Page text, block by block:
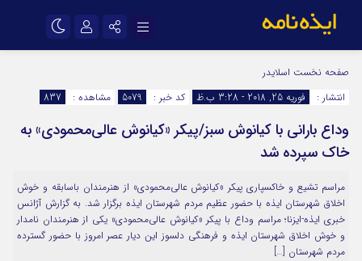
اینستاگرام
سروش
ایتا
آپارات
اپلیکیشن رمز عبور
مرا به خاطر بسپار
صفحه نخست اسلایدر
انتشار :
فوریه 25, 2018 - 3:28 ب.ظ کد خبر : 5079 مشاهده : 837
وداع بارانی با کیانوش سبز/پیکر «کیانوش عالی‌محمودی» به
خاک سپرده شد
مراسم تشیع و خاکسپاری پیکر «کیانوش عالی‌محمودی» از هنرمندان باسابقه و خوش
اخلاق شهرستان ایذه با حضور عظیم مردم شهرستان ایذه برگزار شد. به گزارش آژانس
خبری ایذه-ایزنا؛ مراسم وداع با پیکر «کیانوش عالی‌محمودی» یکی از هنرمندان نامدار
و خوش اخلاق شهرستان ایذه و فرهنگی دلسوز این دیار عصر امروز با حضور گسترده
مردم شهرستان […]